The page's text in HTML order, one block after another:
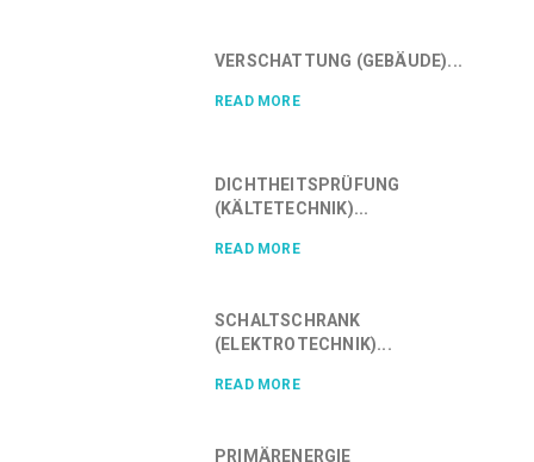
VERSCHATTUNG (GEBÄUDE)...
READ MORE
DICHTHEITSPRÜFUNG
(KÄLTETECHNIK)...
READ MORE
SCHALTSCHRANK
(ELEKTROTECHNIK)...
READ MORE
PRIMÄRENERGIE